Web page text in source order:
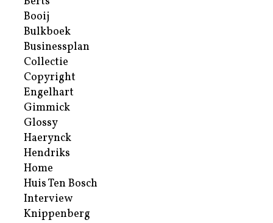
Booij
Bulkboek
Businessplan
Collectie
Copyright
Engelhart
Gimmick
Glossy
Haerynck
Hendriks
Home
Huis Ten Bosch
Interview
Knippenberg